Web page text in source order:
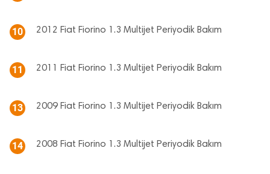
10 2012 Fiat Fiorino 1.3 Multijet Periyodik Bakım
11 2011 Fiat Fiorino 1.3 Multijet Periyodik Bakım
13 2009 Fiat Fiorino 1.3 Multijet Periyodik Bakım
14 2008 Fiat Fiorino 1.3 Multijet Periyodik Bakım